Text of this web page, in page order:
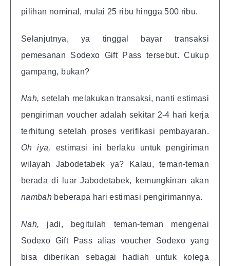
pilihan nominal, mulai 25 ribu hingga 500 ribu.
Selanjutnya, ya tinggal bayar transaksi
pemesanan Sodexo Gift Pass tersebut. Cukup
gampang, bukan?
Nah,setelah melakukan transaksi, nanti estimasi
pengiriman voucher adalah sekitar 2-4 hari kerja
terhitung setelah proses verifikasi pembayaran.
Oh iya, estimasi ini berlaku untuk pengiriman
wilayah Jabodetabek ya? Kalau, teman-teman
berada di luar Jabodetabek, kemungkinan akan
nambah beberapa hari estimasi pengirimannya.
Nah, jadi, begitulah teman-teman mengenai
Sodexo Gift Pass alias voucher Sodexo yang
bisa diberikan sebagai hadiah untuk kolega